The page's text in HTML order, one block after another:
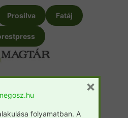
Prosilva Fatáj
folyamatban. A
×